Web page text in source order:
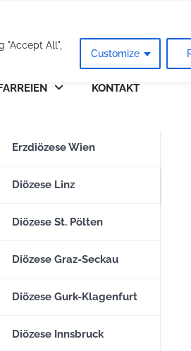
"Accept All",
Customize
Erzdiözese Wien
Erzdiözese Salzburg
Diözese Linz
Diözese St. Pölten
Diözese Graz-Seckau
Diözese Gurk-Klagenfurt
Diözese Innsbruck
KONTAKT